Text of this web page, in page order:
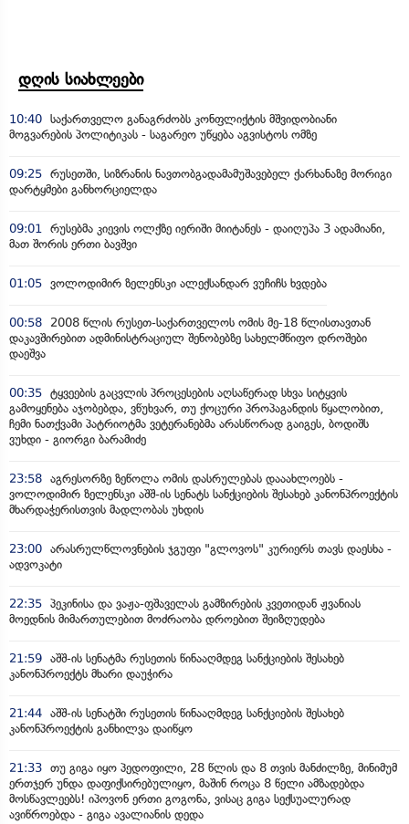
დღის სიახლეები
10:40 საქართველო განაგრძობს კონფლიქტის მშვიდობიანი
მოგვარების პოლიტიკას - საგარეო უწყება აგვისტოს ომზე
09:25 რუსეთში, სიზრანის ნავთობგადამამუშავებელ ქარხანაზე მორიგი
დარტყმები განხორციელდა
09:01
რუსებმა კიევის ოლქზე იერიში მიიტანეს - დაიღუპა 3 ადამიანი,
მათ შორის ერთი ბავშვი
01:05 ვოლოდიმირ ზელენსკი ალექსანდარ ვუჩიჩს ხვდება
00:58
2008 წლის რუსეთ-საქართველოს ომის მე-18 წლისთავთან
დაკავშირებით ადმინისტრაციულ შენობებზე სახელმწიფო დროშები
დაეშვა
00:35 ტყვეების გაცვლის პროცესების აღსაწერად სხვა სიტყვის
გამოყენება აჯობებდა, ვწუხვარ, თუ ქოცური პროპაგანდის წყალობით,
ჩემი ნათქვამი პატრიოტმა ვეტერანებმა არასწორად გაიგეს, ბოდიშს
ვუხდი - გიორგი ბარამიძე
23:58 აგრესორზე ზეწოლა ომის დასრულებას დააახლოებს -
ვოლოდიმირ ზელენსკი აშშ-ის სენატს სანქციების შესახებ კანონპროექტის
მხარდაჭერისთვის მადლობას უხდის
23:00 არასრულწლოვნების ჯგუფი "გლოვოს" კურიერს თავს დაესხა -
ადვოკატი
22:35 პეკინისა და ვაჟა-ფშაველას გამზირების კვეთიდან ჟვანიას
მოედნის მიმართულებით მოძრაობა დროებით შეიზღუდება
21:59 აშშ-ის სენატმა რუსეთის წინააღმდეგ სანქციების შესახებ
კანონპროექტს მხარი დაუჭირა
21:44 აშშ-ის სენატში რუსეთის წინააღმდეგ სანქციების შესახებ
კანონპროექტის განხილვა დაიწყო
21:33 თუ გიგა იყო პედოფილი, 28 წლის და 8 თვის მანძილზე, მინიმუმ
ერთჯერ უნდა დაფიქსირებულიყო, მაშინ როცა 8 წელი ამზადებდა
მოსწავლეებს! იპოვონ ერთი გოგონა, ვისაც გიგა სექსუალურად
ავიწროებდა - გიგა ავალიანის დედა